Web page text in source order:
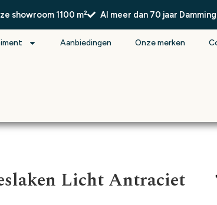
showroom 1100 m² Al meer dan 70 jaar
Aanbiedingen Onze merken
Licht Antraciet